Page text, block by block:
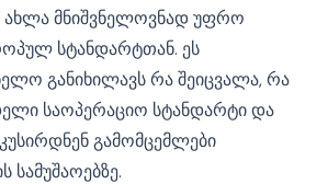
ახლა მნიშვნელოვნად უფრო
სტანდარტთან. ეს
განიხილავს რა შეიცვალა, რა
საოპერაციო სტანდარტი და
გამომცემლები
სამუშაოებზე.